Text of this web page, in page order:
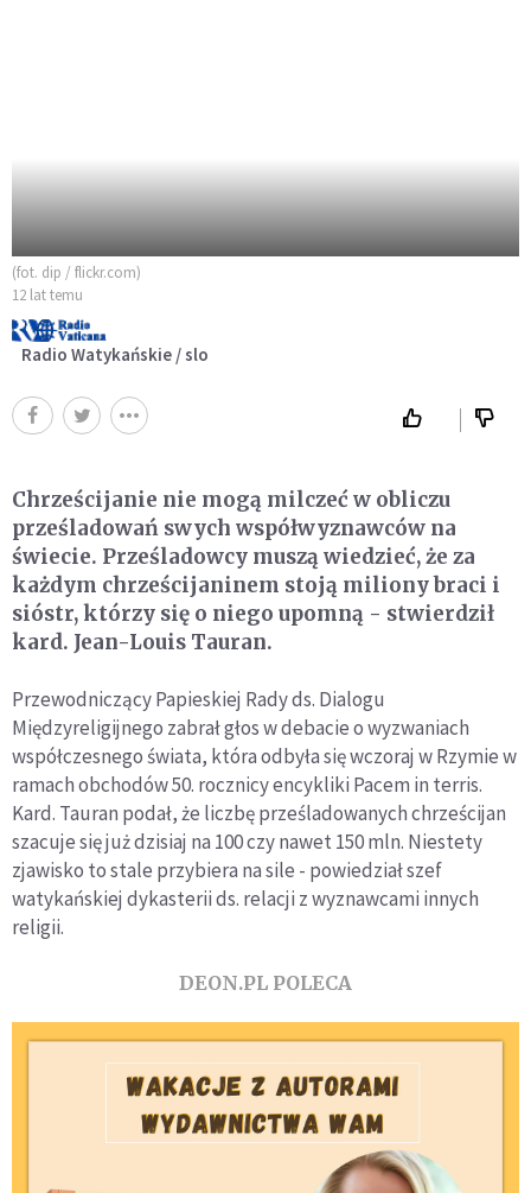
(fot. dip / flickr.com)
12 lat temu
Radio Watykańskie / slo
Chrześcijanie nie mogą milczeć w obliczu
prześladowań swych współwyznawców na
świecie. Prześladowcy muszą wiedzieć, że za
każdym chrześcijaninem stoją miliony braci i
sióstr, którzy się o niego upomną - stwierdził
kard. Jean-Louis Tauran.
Przewodniczący Papieskiej Rady ds. Dialogu
Międzyreligijnego zabrał głos w debacie o wyzwaniach
współczesnego świata, która odbyła się wczoraj w Rzymie w
ramach obchodów 50. rocznicy encykliki Pacem in terris.
Kard. Tauran podał, że liczbę prześladowanych chrześcijan
szacuje się już dzisiaj na 100 czy nawet 150 mln. Niestety
zjawisko to stale przybiera na sile - powiedział szef
watykańskiej dykasterii ds. relacji z wyznawcami innych
religii.
DEON.PL POLECA